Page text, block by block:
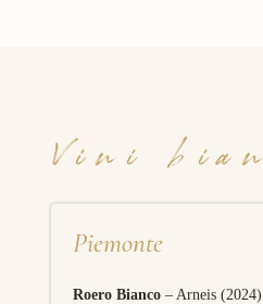
Vini
Piemonte
Roero Bianco– Arneis